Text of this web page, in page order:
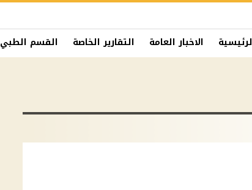
الاخبار العامة التقارير الخاصة القسم الطبي